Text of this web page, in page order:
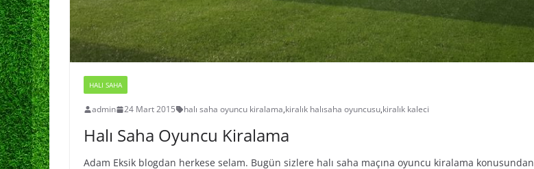
HALI SAHA
admin 24 Mart 2015 halı saha oyuncu kiralama,kiralık halısaha oyuncusu,kiralık kaleci
Halı Saha Oyuncu Kiralama
Adam Eksik blogdan herkese selam. Bugün sizlere halı saha maçına oyuncu kiralama konusundan